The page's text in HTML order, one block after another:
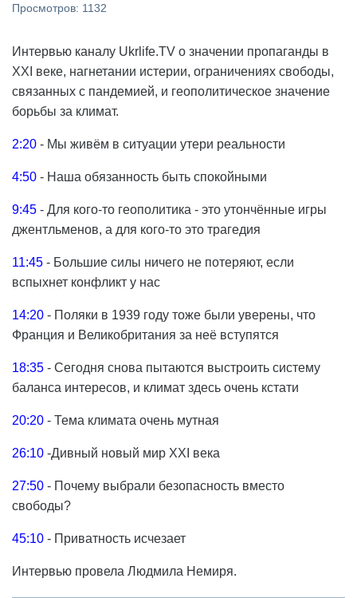
Просмотров: 1132
Интервью каналу Ukrlife.TV о значении пропаганды в
XXI веке, нагнетании истерии, ограничениях свободы,
связанных с пандемией, и геополитическое значение
борьбы за климат.
2:20​​ - Мы живём в ситуации утери реальности
4:50​​ - Наша обязанность быть спокойными
9:45​​ - Для кого-то геополитика - это утончённые игры
джентльменов, а для кого-то это трагедия
11:45 ​​ - Большие силы ничего не потеряют, если
вспыхнет конфликт у нас
14:20​​ - Поляки в 1939 году тоже были уверены, что
Франция и Великобритания за неё вступятся
18:35 ​​ - Сегодня снова пытаются выстроить систему
баланса интересов, и климат здесь очень кстати
20:20​​ - Тема климата очень мутная
26:10​​ -Дивный новый мир ХХІ века
27:50 ​​ - Почему выбрали безопасность вместо
свободы?
45:10​​ - Приватность исчезает
Интервью провела Людмила Немиря.